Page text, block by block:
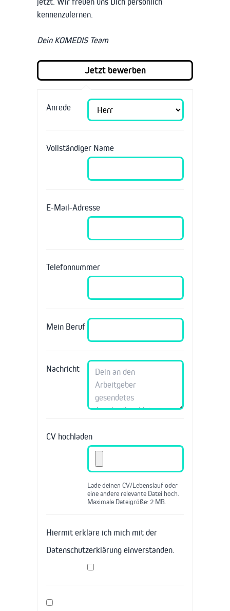
kennenzulernen.
Dein KOMEDIS Team
Anrede
Vollständiger Name
E-Mail-Adresse
Telefonnummer
Mein Beruf
Nachricht
CV hochladen
Lade deinen CV/Lebenslauf oder
eine andere relevante Datei hoch.
Maximale Dateigröße: 2 MB.
Hiermit erkläre ich mich mit der
Datenschutzerklärung einverstanden.